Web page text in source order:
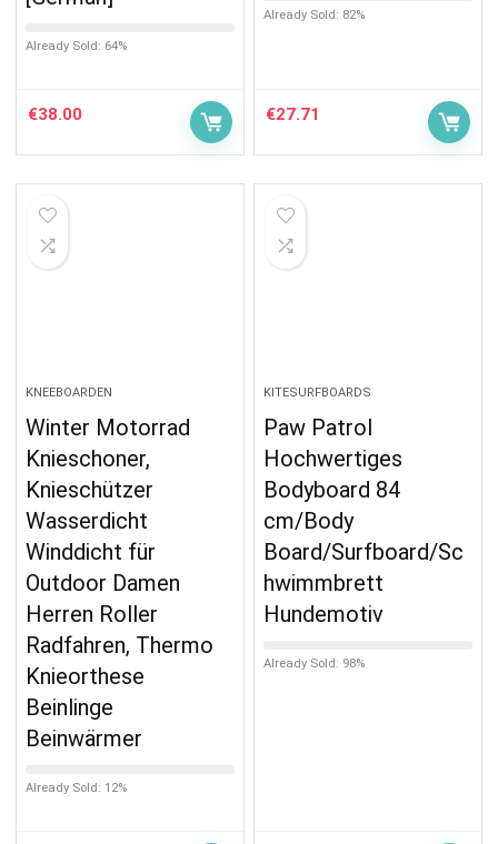
Already Sold: 64%
€38.00
Already Sold: 82%
€27.71
KNEEBOARDEN
Winter Motorrad
Knieschoner,
Knieschützer
Wasserdicht
Winddicht für
Outdoor Damen
Herren Roller
Radfahren, Thermo
Knieorthese
Beinlinge
Beinwärmer
Already Sold: 12%
KITESURFBOARDS
Paw Patrol
Hochwertiges
Bodyboard 84
cm/Body
Board/Surfboard/Sc
hwimmbrett
Hundemotiv
Already Sold: 98%